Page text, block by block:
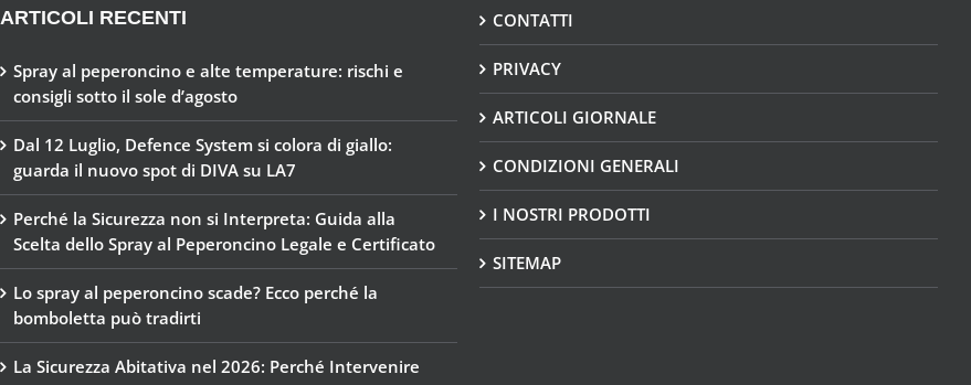
ARTICOLI RECENTI
Spray al peperoncino e alte temperature: rischi e
consigli sotto il sole d’agosto
Dal 12 Luglio, Defence System si colora di giallo:
guarda il nuovo spot di DIVA su LA7
Perché la Sicurezza non si Interpreta: Guida alla
Scelta dello Spray al Peperoncino Legale e Certificato
Lo spray al peperoncino scade? Ecco perché la
bomboletta può tradirti
La Sicurezza Abitativa nel 2026: Perché Intervenire
CONTATTI
PRIVACY
ARTICOLI GIORNALE
CONDIZIONI GENERALI
I NOSTRI PRODOTTI
SITEMAP